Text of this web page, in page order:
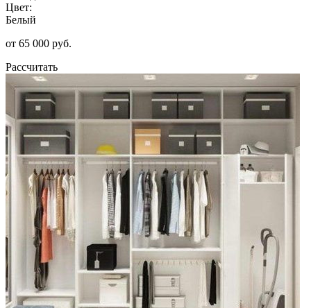
Цвет:
Белый
от 65 000 руб.
Рассчитать